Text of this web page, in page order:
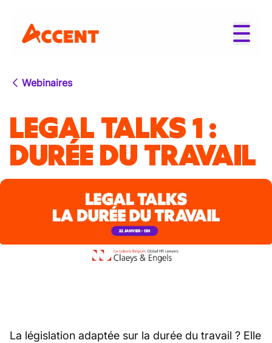
Webinaires
LEGAL TALKS 1 :
DURÉE DU TRAVAIL
La législation adaptée sur la durée du travail ? Elle